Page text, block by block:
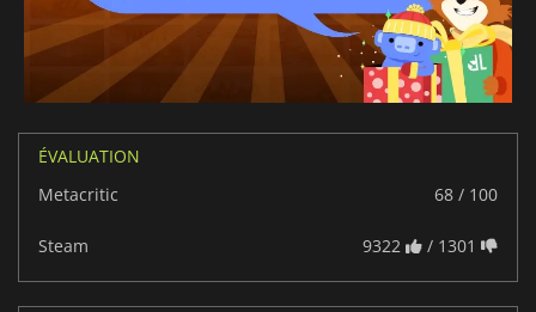
ÉVALUATION
Metacritic
68 / 100
Steam 9322 / 1301